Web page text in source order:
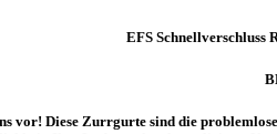
EFS Schnellverschluss
vor! Diese Zurrgurte sind die